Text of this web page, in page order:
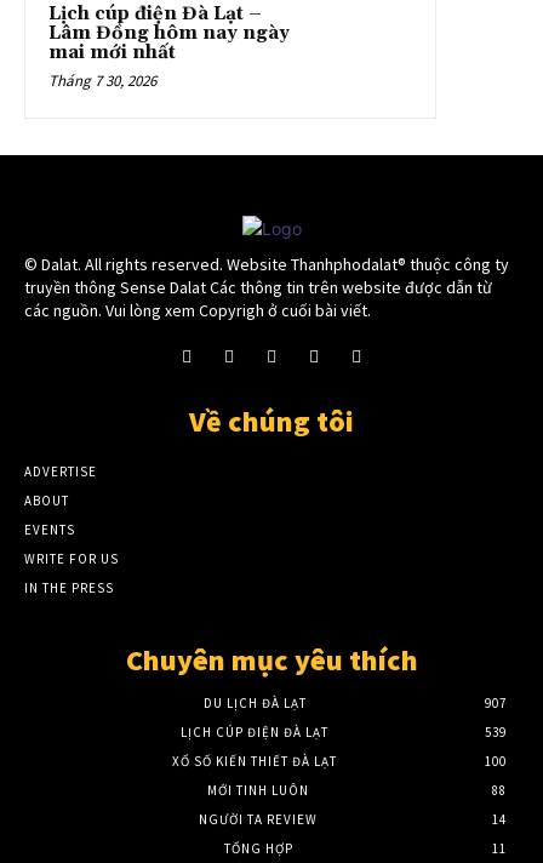
Lịch cúp điện Đà Lạt –
Lâm Đồng hôm nay ngày
mai mới nhất
Tháng 7 30, 2026
© Dalat. All rights reserved. Website Thanhphodalat® thuộc công ty
truyền thông Sense Dalat Các thông tin trên website được dẫn từ
các nguồn. Vui lòng xem Copyrigh ở cuối bài viết.
Về chúng tôi
ADVERTISE
ABOUT
EVENTS
WRITE FOR US
IN THE PRESS
Chuyên mục yêu thích
DU LỊCH ĐÀ LẠT
907
LỊCH CÚP ĐIỆN ĐÀ LẠT
539
XỔ SỐ KIẾN THIẾT ĐÀ LẠT
100
MỚI TINH LUÔN
88
NGƯỜI TA REVIEW
14
TỔNG HỢP
11